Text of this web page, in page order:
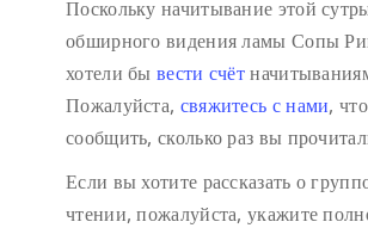
Поскольку начитывание этой
обширного видения ламы Сопы
хотели бы вести счёт
Пожалуйста, свяжитесь с нами,
сообщить, сколько раз вы
Если вы хотите рассказать о
чтении, пожалуйста, укажите